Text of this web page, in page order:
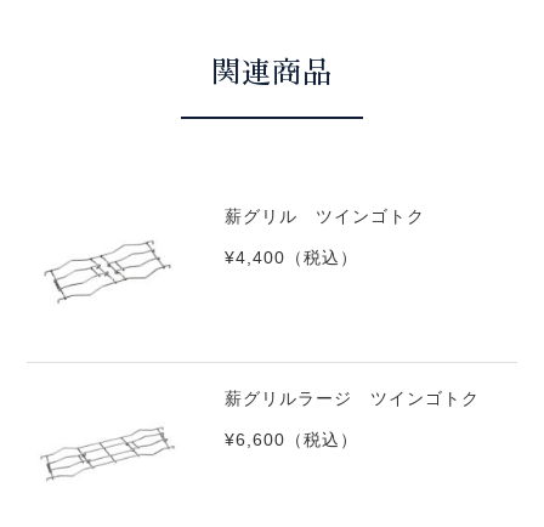
関連商品
薪グリル ツインゴトク
¥4,400 （税込）
薪グリルラージ ツインゴトク
¥6,600 （税込）